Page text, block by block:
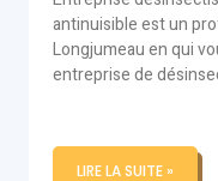
antinuisible est un
Longjumeau en qui
entreprise de
LIRE LA SUITE »